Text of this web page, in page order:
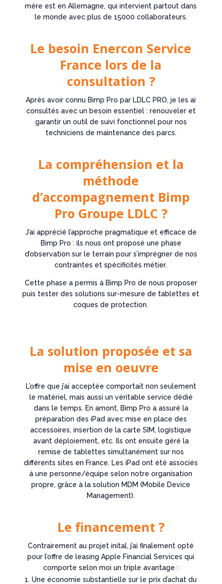
mère est en Allemagne, qui intervient partout dans
le monde avec plus de 15000 collaborateurs.
Le besoin Enercon Service
France lors de la
consultation ?
Après avoir connu Bimp Pro par LDLC PRO, je les ai
consultés avec un besoin essentiel : renouveler et
garantir un outil de suivi fonctionnel pour nos
techniciens de maintenance des parcs.
La compréhension et la
méthode
d’accompagnement Bimp
Pro Groupe LDLC ?
J’ai apprécié l’approche pragmatique et efficace de
Bimp Pro : ils nous ont proposé une phase
d’observation sur le terrain pour s’imprégner de nos
contraintes et spécificités métier.
Cette phase a permis à Bimp Pro de nous proposer
puis tester des solutions sur-mesure de tablettes et
coques de protection.
La solution proposée et sa
mise en oeuvre
L’offre que j’ai acceptée comportait non seulement
le matériel, mais aussi un véritable service dédié
dans le temps. En amont, Bimp Pro a assuré la
préparation des iPad avec mise en place des
accessoires, insertion de la carte SIM, logistique
avant déploiement, etc.
Ils ont ensuite géré la
remise de tablettes simultanément sur nos
différents sites en France. Les iPad ont été associés
à une personne/équipe selon notre organisation
propre, grâce à la solution MDM (Mobile Device
Management).
Le financement ?
Contrairement au projet inital, j’ai finalement opté
pour l’offre de leasing Apple Financial Services qui
comporte selon moi un triple avantage :
Une économie substantielle sur le prix d’achat du